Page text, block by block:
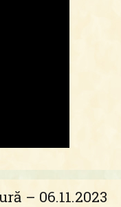
– 06.11.2023